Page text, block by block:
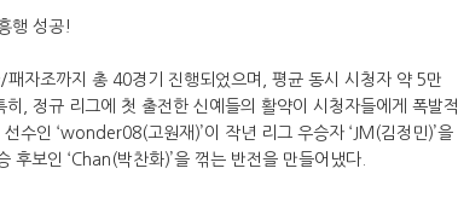
행 성공!
자조까지 총 40경기 진행되었으며, 평균 동시 시청자 약 5만
, 정규 리그에 첫 출전한 신예들의 활약이 시청자들에게 폭발적
수인 ‘wonder08(고원재)’이 작년 리그 우승자 ‘JM(김정민)’을
후보인 ‘Chan(박찬화)’을 꺾는 반전을 만들어냈다.